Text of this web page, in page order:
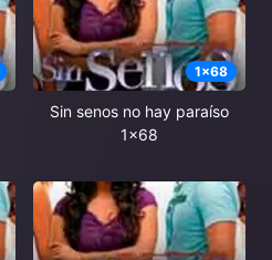
1x68
Sin senos no hay paraíso
1x68